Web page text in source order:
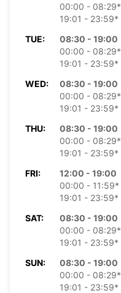
00:00 - 08:29*
19:01 - 23:59*
TUE:
08:30 - 19:00
00:00 - 08:29*
19:01 - 23:59*
WED:
08:30 - 19:00
00:00 - 08:29*
19:01 - 23:59*
THU:
08:30 - 19:00
00:00 - 08:29*
19:01 - 23:59*
FRI:
12:00 - 19:00
00:00 - 11:59*
19:01 - 23:59*
SAT:
08:30 - 19:00
00:00 - 08:29*
19:01 - 23:59*
SUN:
08:30 - 19:00
00:00 - 08:29*
19:01 - 23:59*